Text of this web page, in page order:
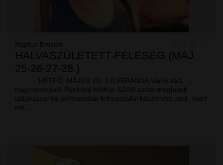
Mágikus Bertalan
HALVASZÜLETETT-FÉLESÉG (MÁJ.
25-26-27-28.)
HÉTFŐ, MÁJUS 25.: LA VERANDA Várok rád,
nagyhercegnő! Pünkösd hétfője SZAR azóta megjavult
időjárással és javíthatatlan felhozatallal köszöntött ránk, mert
mit…